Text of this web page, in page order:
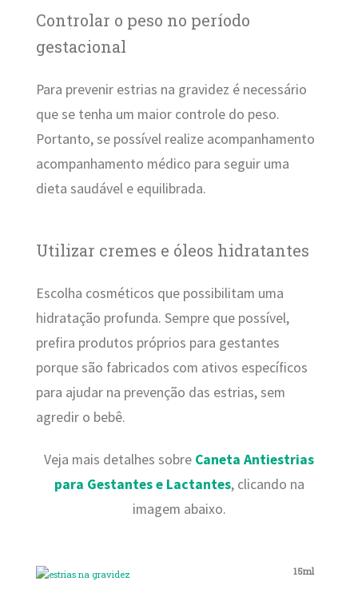
Controlar o peso no período
gestacional
Para prevenir estrias na gravidez é necessário
que se tenha um maior controle do peso.
Portanto, se possível realize acompanhamento
acompanhamento médico para seguir uma
dieta saudável e equilibrada.
Utilizar cremes e óleos hidratantes
Escolha cosméticos que possibilitam uma
hidratação profunda. Sempre que possível,
prefira produtos próprios para gestantes
porque são fabricados com ativos específicos
para ajudar na prevenção das estrias, sem
agredir o bebê.
Veja mais detalhes sobre Caneta Antiestrias
para Gestantes e Lactantes, clicando na
imagem abaixo.
15ml